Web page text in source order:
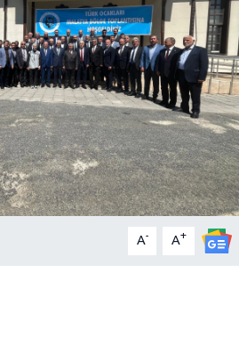
A- A+